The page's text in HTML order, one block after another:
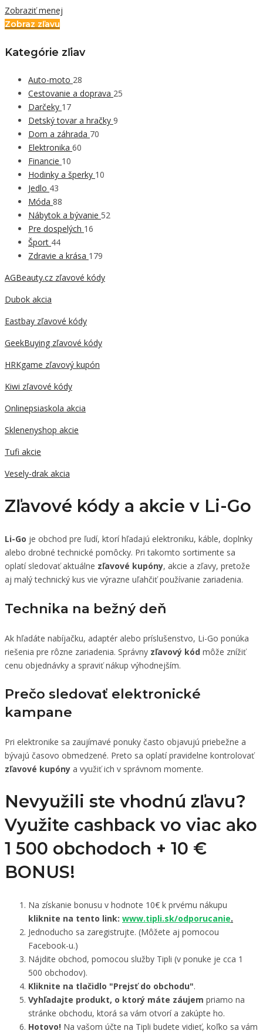
Zobraziť menej
Zobraz zľavu
Kategórie zľiav
Auto-moto 28
Cestovanie a doprava 25
Darčeky 17
Detský tovar a hračky 9
Dom a záhrada 70
Elektronika 60
Financie 10
Hodinky a šperky 10
Jedlo 43
Móda 88
Nábytok a bývanie 52
Pre dospelých 16
Šport 44
Zdravie a krása 179
AGBeauty.cz zľavové kódy
Dubok akcia
Eastbay zľavové kódy
GeekBuying zľavové kódy
HRKgame zľavový kupón
Kiwi zľavové kódy
Onlinepsiaskola akcia
Sklenenyshop akcie
Tufi akcie
Vesely-drak akcia
Zľavové kódy a akcie v Li-Go
Li-Go je obchod pre ľudí, ktorí hľadajú elektroniku, káble, doplnky
alebo drobné technické pomôcky. Pri takomto sortimente sa
oplatí sledovať aktuálne zľavové kupóny, akcie a zľavy, pretože
aj malý technický kus vie výrazne uľahčiť používanie zariadenia.
Technika na bežný deň
Ak hľadáte nabíjačku, adaptér alebo príslušenstvo, Li-Go ponúka
riešenia pre rôzne zariadenia. Správny zľavový kód môže znížiť
cenu objednávky a spraviť nákup výhodnejším.
Prečo sledovať elektronické
kampane
Pri elektronike sa zaujímavé ponuky často objavujú priebežne a
bývajú časovo obmedzené. Preto sa oplatí pravidelne kontrolovať
zľavové kupóny a využiť ich v správnom momente.
Nevyužili ste vhodnú zľavu?
Využite cashback vo viac ako
1 500 obchodoch + 10 €
BONUS!
Na získanie bonusu v hodnote 10€ k prvému nákupu
kliknite na tento link: www.tipli.sk/odporucanie.
Jednoducho sa zaregistrujte. (Môžete aj pomocou
Facebook-u.)
Nájdite obchod, pomocou služby Tipli (v ponuke je cca 1
500 obchodov).
Kliknite na tlačidlo "Prejsť do obchodu".
Vyhľadajte produkt, o ktorý máte záujem priamo na
stránke obchodu, ktorá sa vám otvorí a zakúpte ho.
Hotovo! Na vašom účte na Tipli budete vidieť, koľko sa vám